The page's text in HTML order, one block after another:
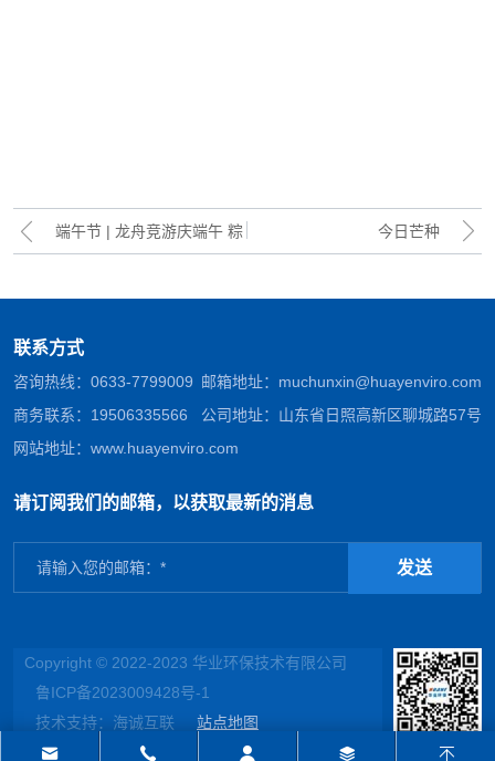
端午节 | 龙舟竞游庆端午 粽 今日芒种
联系方式
咨询热线： 0633-7799009
商务联系： 19506335566
邮箱地址： muchunxin@huayenviro.com
公司地址：山东省日照高新区聊城路57号
网站地址： www.huayenviro.com
请订阅我们的邮箱，以获取最新的消息
发送
Copyright © 2022-2023 华业环保技术有限公司
鲁ICP备2023009428号-1
技术支持：海诚互联
站点地图